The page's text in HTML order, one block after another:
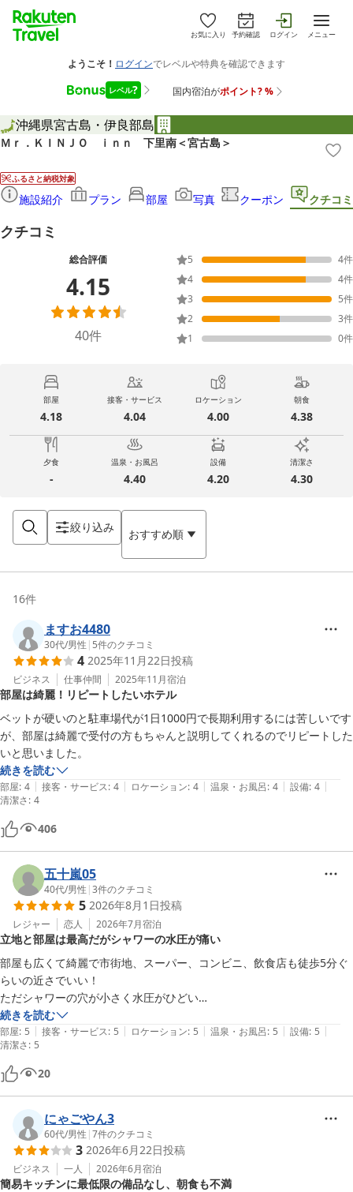
お気に入り 予約確認 ログイン メニュー
沖縄県宮古島・伊良部島
Ｍｒ．ＫＩＮＪＯ ｉｎｎ 下里南＜宮古島＞
ふるさと納税対象
施設紹介 プラン 部屋 写真 クーポン クチコミ
クチコミ
総合評価
4.15
40件
5 4件
4
4件
3
5件
2
3件
1
0件
部屋
4.18
接客・サービス
4.04
ロケーション
4.00
朝食
4.38
夕食
-
温泉・お風呂
4.40
設備
4.20
清潔さ
4.30
絞り込み おすすめ順
16件
ますお4480
30代/男性 | 5件のクチコミ
4 2025年11月22日投稿
ビジネス 仕事仲間 2025年11月宿泊
部屋は綺麗！リピートしたいホテル
ベットが硬いのと駐車場代が1日1000円で長期利用するには苦しいです
が、部屋は綺麗で受付の方もちゃんと説明してくれるのでリピートした
いと思いました。
続きを読む
部屋: 4 | 接客・サービス: 4 | ロケーション: 4 | 温泉・お風呂: 4 | 設備: 4 |
清潔さ: 4
406
五十嵐05
40代/男性 |3件のクチコミ
5 2026年8月1日投稿
レジャー 恋人 2026年7月宿泊
立地と部屋は最高だがシャワーの水圧が痛い
部屋も広くて綺麗で市街地、スーパー、コンビニ、飲食店も徒歩5分ぐ
らいの近さでいい！
ただシャワーの穴が小さく水圧がひどい
続きを読む
部屋: 5 | 接客・サービス: 5 | ロケーション: 5 | 温泉・お風呂: 5 | 設備: 5 |
清潔さ: 5
20
にゃごやん3
60代/男性 |7件のクチコミ
3 2026年6月22日投稿
ビジネス 一人 2026年6月宿泊
簡易キッチンに最低限の備品なし、朝食も不満